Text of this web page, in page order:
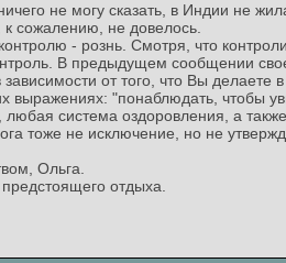
не могу сказать, в Индии не
сожалению, не довелось.
- рознь. Смотря, что
В предыдущем сообщении
от того, что Вы делаете
выражениях: "понаблюдать, чтобы
система оздоровления, а
тоже не исключение, но не
Ольга.
отдыха.